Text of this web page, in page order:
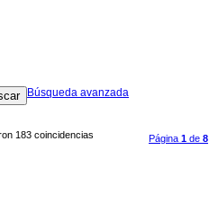
Búsqueda avanzada
183 coincidencias Página 1 de 8